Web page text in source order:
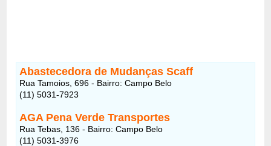
Abastecedora de Mudanças Scaff
Rua Tamoios, 696 - Bairro: Campo Belo
(11) 5031-7923
AGA Pena Verde Transportes
Rua Tebas, 136 - Bairro: Campo Belo
(11) 5031-3976